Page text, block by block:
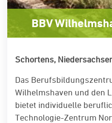
BBV
Schortens,
Das
Wilhelmshaven und den
bietet individuelle
Technologie-Zentrum